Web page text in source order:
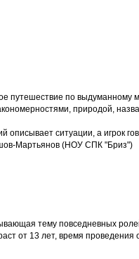
путешествие по выдуманному
природой,
ситуации, а игрок
Мартьянов (НОУ СПК "Бриз")
тему повседневных
от 13 лет, время